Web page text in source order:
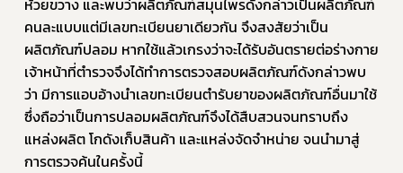
คนละแบบแต่มีเลขทะเบียนยาเดียวกัน จึงสงสัยว่าเป็น
ผลิตภัณฑ์ปลอม หากใช้แล้วเกรงว่าจะได้รับอันตรายต่อร่างกาย
เจ้าหน้าที่ตำรวจจึงได้ทำการตรวจสอบผลิตภัณฑ์ดังกล่าวพบ
ว่า มีการแอบอ้างนำเลขทะเบียนตำรับยาของผลิตภัณฑ์อื่นมาใช้
ซึ่งถือว่าเป็นการปลอมผลิตภัณฑ์จึงได้สืบสวนจนทราบถึง
แหล่งผลิต โกดังเก็บสินค้า และแหล่งจัดจำหน่าย จนนำมาสู่
การตรวจค้นในครั้งนี้